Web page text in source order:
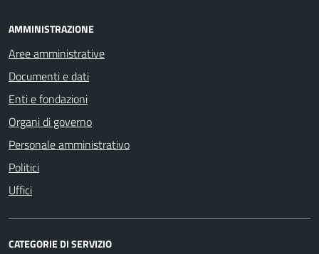
AMMINISTRAZIONE
Aree amministrative
Documenti e dati
Enti e fondazioni
Organi di governo
Personale amministrativo
Politici
Uffici
CATEGORIE DI SERVIZIO